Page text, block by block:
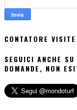
CONTATORE
SEGUICI ANCHE
DOMANDE, NON